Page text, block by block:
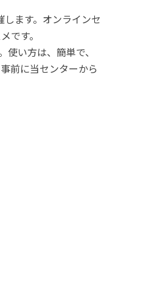
します。オンラインセ
です。
い方は、簡単で、
前に当センターから